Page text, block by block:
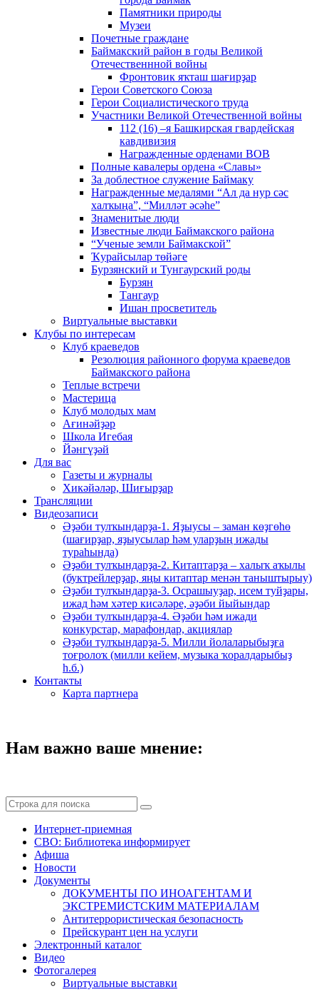
Памятники природы
Музеи
Почетные граждане
Баймакский район в годы Великой
Отечественнной войны
Фронтовик яҡташ шағирҙар
Герои Советского Союза
Герои Социалистического труда
Участники Великой Отечественной войны
112 (16) –я Башкирская гвардейская
кавдивизия
Награжденные орденами ВОВ
Полные кавалеры ордена «Славы»
За доблестное служение Баймаку
Награжденные медалями “Ал да нур сәс
халҡыңа”, “Милләт әсәһе”
Знаменитые люди
Известные люди Баймакского района
“Ученые земли Баймакской”
Ҡурайсылар төйәге
Бурзянский и Тунгаурский роды
Бурзян
Тангаур
Ишан просветитель
Виртуальные выставки
Клубы по интересам
Клуб краеведов
Резолюция районного форума краеведов
Баймакского района
Теплые встречи
Мастерица
Клуб молодых мам
Ағинәйҙәр
Школа Игебая
Йәнгүҙәй
Для вас
Газеты и журналы
Хикәйәләр, Шиғырҙар
Трансляции
Видеозаписи
Әҙәби тулҡындарҙа-1. Яҙыусы – заман көҙгөһө
(шағирҙар, яҙыусылар һәм уларҙың ижады
тураһында)
Әҙәби тулҡындарҙа-2. Китаптарҙа – халыҡ аҡылы
(буктрейлерҙар, яңы китаптар менән таныштырыу)
Әҙәби тулҡындарҙа-3. Осрашыуҙар, исем туйҙары,
ижад һәм хәтер кисәләре, әҙәби йыйындар
Әҙәби тулҡындарҙа-4. Әҙәби һәм ижади
конкурстар, марафондар, акциялар
Әҙәби тулҡындарҙа-5. Милли йолаларыбыҙға
тоғролоҡ (милли кейем, музыка ҡоралдарыбыҙ
һ.б.)
Контакты
Карта партнера
Нам важно ваше мнение:
Интернет-приемная
СВО: Библиотека информирует
Афиша
Новости
Документы
ДОКУМЕНТЫ ПО ИНОАГЕНТАМ И
ЭКСТРЕМИСТСКИМ МАТЕРИАЛАМ
Антитеррористическая безопасность
Прейскурант цен на услуги
Электронный каталог
Видео
Фотогалерея
Виртуальные выставки